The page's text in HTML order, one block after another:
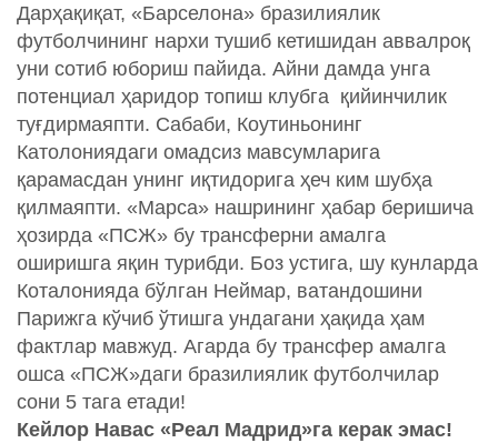
Дарҳақиқат, «Барселона» бразилиялик
футболчининг нархи тушиб кетишидан аввалроқ
уни сотиб юбориш пайида. Айни дамда унга
потенциал ҳаридор топиш клубга қийинчилик
туғдирмаяпти. Сабаби, Коутиньонинг
Католониядаги омадсиз мавсумларига
қарамасдан унинг иқтидорига ҳеч ким шубҳа
қилмаяпти. «Марcа» нашрининг ҳабар беришича
ҳозирда «ПСЖ» бу трансферни амалга
оширишга яқин турибди. Боз устига, шу кунларда
Коталонияда бўлган Неймар, ватандошини
Парижга кўчиб ўтишга ундагани ҳақида ҳам
фактлар мавжуд. Агарда бу трансфер амалга
ошса «ПСЖ»даги бразилиялик футболчилар
сони 5 тага етади!
Кейлор Навас «Реал Мадрид»га керак эмас!